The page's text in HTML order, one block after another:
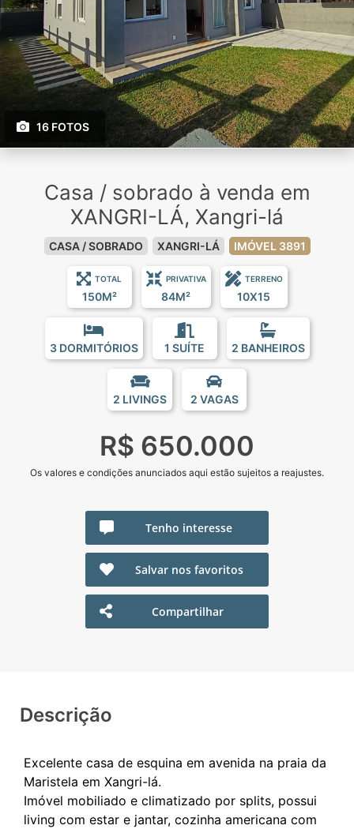
16 FOTOS
Casa / sobrado à venda em
XANGRI-LÁ, Xangri-lá
CASA / SOBRADO XANGRI-LÁ IMÓVEL 3891
TOTAL
150M²
PRIVATIVA
84M²
TERRENO
10X15
3 DORMITÓRIOS 1 SUÍTE 2 BANHEIROS
2 LIVINGS 2 VAGAS
R$ 650.000
Os valores e condições anunciados aqui estão sujeitos a reajustes.
Tenho interesse
Salvar nos favoritos
Compartilhar
Descrição
Excelente casa de esquina em avenida na praia da
Maristela em Xangri-lá.
Imóvel mobiliado e climatizado por splits, possui
living com estar e jantar, cozinha americana com